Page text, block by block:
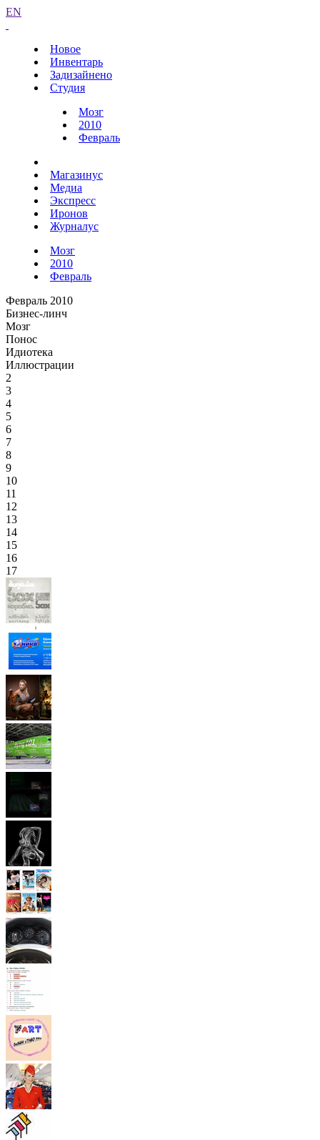
EN
Новое
Инвентарь
Задизайнено
Студия
Мозг
2010
Февраль
Магазинус
Медиа
Экспресс
Иронов
Журналус
Мозг
2010
Февраль
Февраль 2010
Бизнес-линч
Мозг
Понос
Идиотека
Иллюстрации
2
3
4
5
6
7
8
9
10
11
12
13
14
15
16
17